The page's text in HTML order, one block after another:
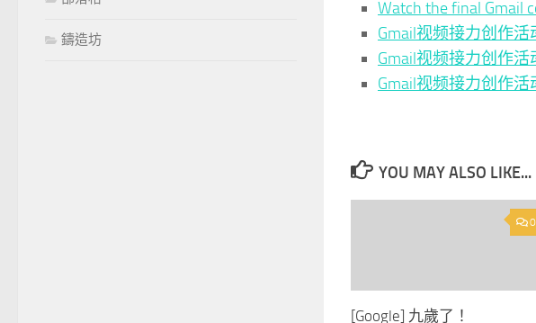
Watch the final Gmail
Gmail视频接力创作活
Gmail视频接力创作
Gmail视频接力创作
YOU MAY ALSO LIKE...
0
[Google] 九歲了！
鑄造坊